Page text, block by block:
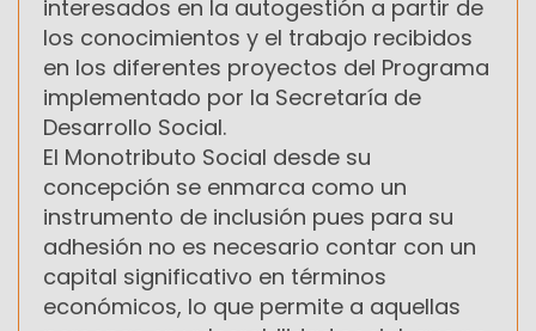
interesados en la autogestión a partir de
los conocimientos y el trabajo recibidos
en los diferentes proyectos del Programa
implementado por la Secretaría de
Desarrollo Social.
El Monotributo Social desde su
concepción se enmarca como un
instrumento de inclusión pues para su
adhesión no es necesario contar con un
capital significativo en términos
económicos, lo que permite a aquellas